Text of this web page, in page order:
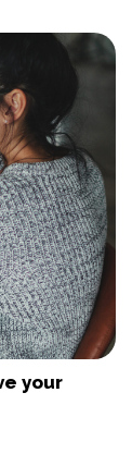
your